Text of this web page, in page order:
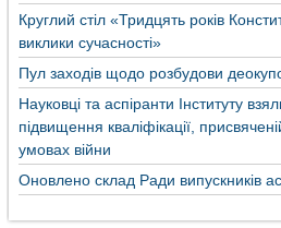
Круглий стіл «Тридцять років
виклики сучасності»
Пул заходів щодо розбудови
Науковці та аспіранти Інституту
підвищення кваліфікації,
умовах війни
Оновлено склад Ради випускників